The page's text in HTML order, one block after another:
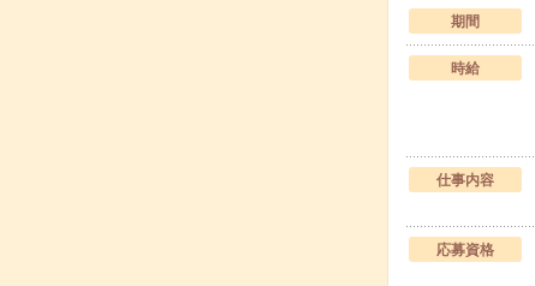
期間
時給
仕事内容
応募資格